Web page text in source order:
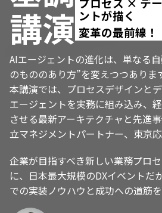
講演 ントが描く
変革の最前線！
AIエージェントの進化は、単なる
のもののあり方”を変えつつありま
本講演では、プロセスデザインと
エージェントを実務に組み込み、
させる最新アーキテクチャと先進
立マネジメントパートナー、 東京
企業が目指すべき新しい業務プロ
に、日本最大規模のDXイベントだ
での実装ノウハウと成功への道筋を